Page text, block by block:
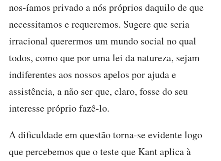
nos-íamos privado a nós próprios daquilo de que
necessitamos e requeremos. Sugere que seria
irracional querermos um mundo social no qual
todos, como que por uma lei da natureza, sejam
indiferentes aos nossos apelos por ajuda e
assistência, a não ser que, claro, fosse do seu
interesse próprio fazê-lo.
A dificuldade em questão torna-se evidente logo
que percebemos que o teste que Kant aplica à